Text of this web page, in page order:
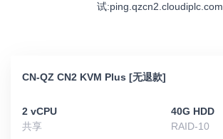
试:ping.qzcn2.cloudiplc.com
CN-QZ CN2 KVM Plus [无退款]
2 vCPU
共享
40G HDD
RAID-10